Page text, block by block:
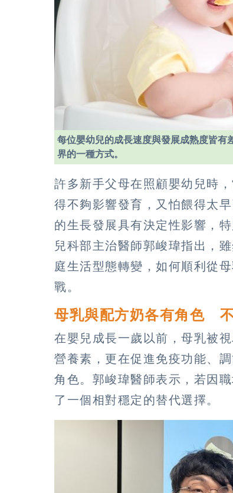
每位嬰幼兒的成長速度與發展成熟度皆有
界的一種方式。
許多新手父母在照顧嬰幼兒時
得不夠影響發育，又怕餵得太
的生長發展具有決定性影響，
兒科部主治醫師郭峻瑋指出，
庭生活型態轉變，如何順利從
戰。
母乳與配方奶各有角色
在嬰兒成長一歲以前，母乳被
營養素，更在促進免疫功能、
角色。郭峻瑋醫師表示，若因
了一個相對穩定的替代選擇。